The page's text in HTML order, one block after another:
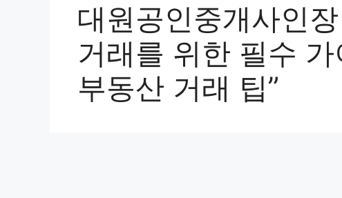
대원공인중개사인
거래를 위한 필수
부동산 거래 팁”